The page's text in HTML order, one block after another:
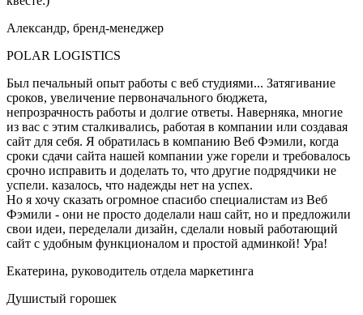
Александр, бренд-менеджер
POLAR LOGISTICS
Был печальный опыт работы с веб студиями... Затягивание
сроков, увеличение первоначального бюджета,
непрозрачность работы и долгие ответы. Наверняка, многие
из вас с этим сталкивались, работая в компании или создавая
сайт для себя. Я обратилась в компанию Веб Фэмили, когда
сроки сдачи сайта нашей компании уже горели и требовалось
срочно исправить и доделать то, что другие подрядчики не
успели. казалось, что надежды нет на успех.
Но я хочу сказать огромное спасибо специалистам из Веб
Фэмили - они не просто доделали наш сайт, но и предложили
свои идеи, переделали дизайн, сделали новый работающий
сайт с удобным функционалом и простой админкой! Ура!
Екатерина, руководитель отдела маркетинга
Душистый горошек